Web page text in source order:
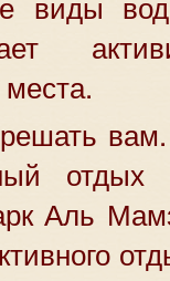
отдых
Аль